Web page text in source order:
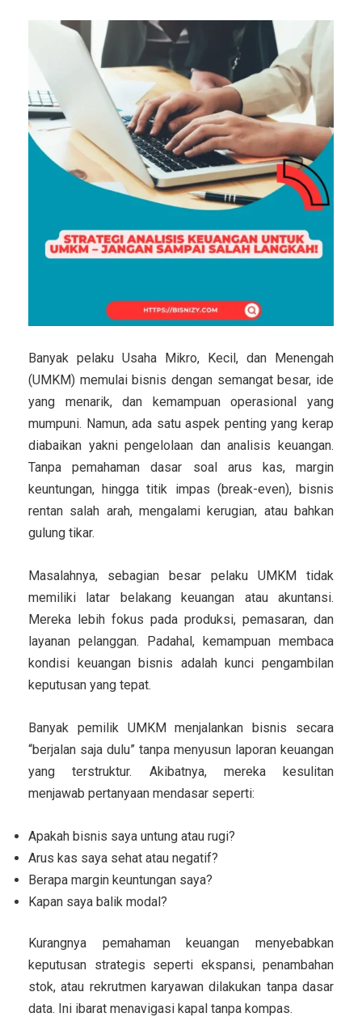
Banyak pelaku Usaha Mikro, Kecil, dan Menengah
(UMKM) memulai bisnis dengan semangat besar, ide
yang menarik, dan kemampuan operasional yang
mumpuni. Namun, ada satu aspek penting yang kerap
diabaikan yakni pengelolaan dan analisis keuangan.
Tanpa pemahaman dasar soal arus kas, margin
keuntungan, hingga titik impas (break-even), bisnis
rentan salah arah, mengalami kerugian, atau bahkan
gulung tikar.
Masalahnya, sebagian besar pelaku UMKM tidak
memiliki latar belakang keuangan atau akuntansi.
Mereka lebih fokus pada produksi, pemasaran, dan
layanan pelanggan. Padahal, kemampuan membaca
kondisi keuangan bisnis adalah kunci pengambilan
keputusan yang tepat.
Banyak pemilik UMKM menjalankan bisnis secara
“berjalan saja dulu” tanpa menyusun laporan keuangan
yang terstruktur. Akibatnya, mereka kesulitan
menjawab pertanyaan mendasar seperti:
Apakah bisnis saya untung atau rugi?
Arus kas saya sehat atau negatif?
Berapa margin keuntungan saya?
Kapan saya balik modal?
Kurangnya pemahaman keuangan menyebabkan
keputusan strategis seperti ekspansi, penambahan
stok, atau rekrutmen karyawan dilakukan tanpa dasar
data. Ini ibarat menavigasi kapal tanpa kompas.